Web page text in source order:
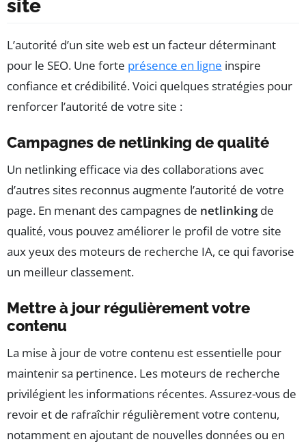
site
L’autorité d’un site web est un facteur déterminant
pour le SEO. Une forte présence en ligne inspire
confiance et crédibilité. Voici quelques stratégies pour
renforcer l’autorité de votre site :
Campagnes de netlinking de qualité
Un netlinking efficace via des collaborations avec
d’autres sites reconnus augmente l’autorité de votre
page. En menant des campagnes de netlinkingde
qualité, vous pouvez améliorer le profil de votre site
aux yeux des moteurs de recherche IA, ce qui favorise
un meilleur classement.
Mettre à jour régulièrement votre
contenu
La mise à jour de votre contenu est essentielle pour
maintenir sa pertinence. Les moteurs de recherche
privilégient les informations récentes. Assurez-vous de
revoir et de rafraîchir régulièrement votre contenu,
notamment en ajoutant de nouvelles données ou en